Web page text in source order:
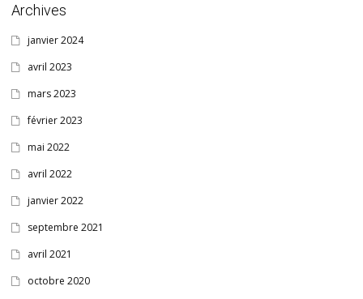
Archives
janvier 2024
avril 2023
mars 2023
février 2023
mai 2022
avril 2022
janvier 2022
septembre 2021
avril 2021
octobre 2020